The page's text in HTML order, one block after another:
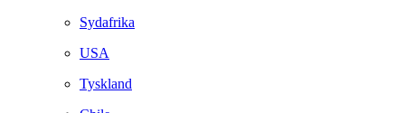
Sydafrika
USA
Tyskland